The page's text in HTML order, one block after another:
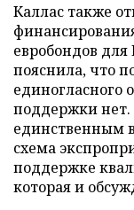
Каллас также
евробондов для
пояснила, что
единогласного
поддержки
единственным
схема
поддержке
которая и